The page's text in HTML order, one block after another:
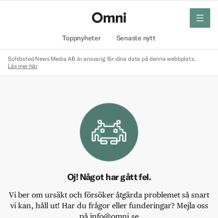
Toppnyheter Senaste nytt
meny
Schibsted News Media AB är ansvarig för dina data på denna webbplats.
Läs mer här
Oj! Något har gått fel.
Vi ber om ursäkt och försöker åtgärda problemet så snart
vi kan, håll ut! Har du frågor eller funderingar? Mejla oss